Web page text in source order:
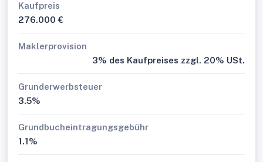
Kaufpreis
276.000 €
Maklerprovision
3% des Kaufpreises zzgl. 20% USt.
Grunderwerbsteuer
3.5%
Grundbucheintragungsgebühr
1.1%